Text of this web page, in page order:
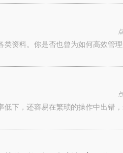
资料。你是否也曾为如何高效管
下，还容易在繁琐的操作中出错